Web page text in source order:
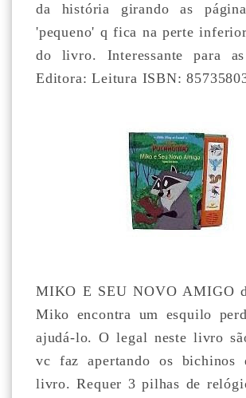
da história girando as
'pequeno' q fica na perte
do livro. Interessante para
Editora: Leitura ISBN:
MIKO E SEU NOVO AMIGO
Miko encontra um esquilo
ajudá-lo. O legal neste livro
vc faz apertando os bichinos
livro. Requer 3 pilhas de